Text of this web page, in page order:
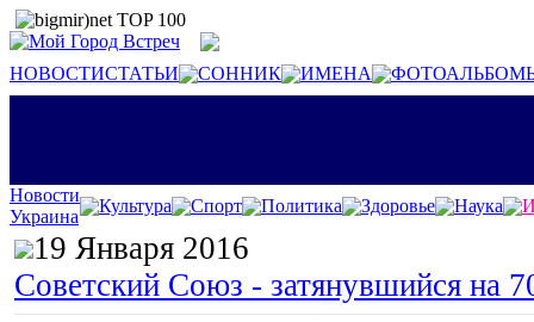
НОВОСТИСТАТЬИ СОННИК ИМЕНА
Новости
Украина
Культура Спорт Политика Здоровье Наука
19 Января 2016
Советский Союз - затянувшийся на